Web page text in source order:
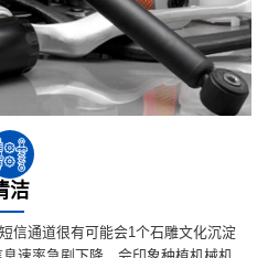
洁
信通道很有可能会1个石雕文化沉淀